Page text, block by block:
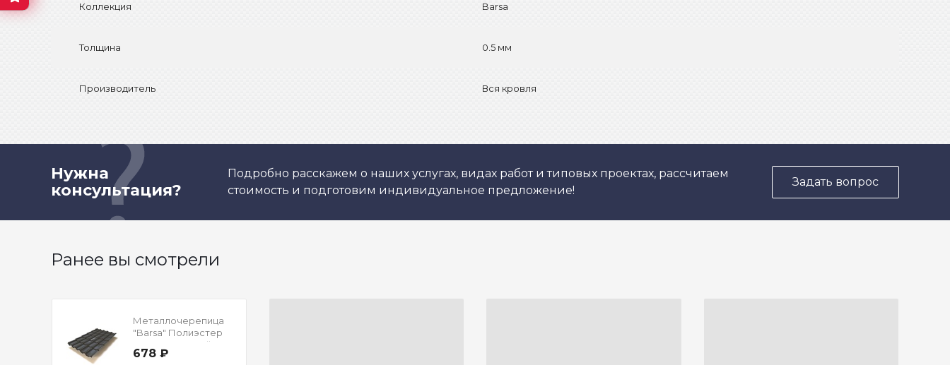
Коллекция Barsa
Толщина 0.5 мм
Производитель Вся кровля
Нужна
консультация?
Подробно расскажем о наших услугах, видах работ и типовых проектах, рассчитаем
стоимость и подготовим индивидуальное предложение!
Задать вопрос
Ранее вы смотрели
Металлочерепица
"Barsa" Полиэстер
Односторонний RAL
7024 Мокрый
678 ₽